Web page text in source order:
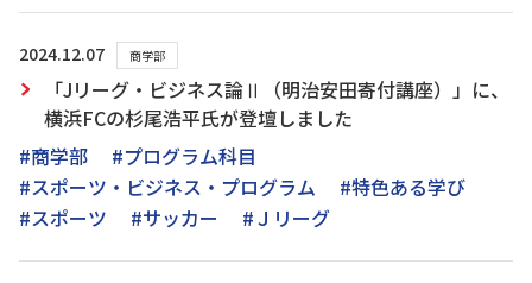
2024.12.07 商学部
「Jリーグ・ビジネス論Ⅱ（明治安田寄付講座）」に、
横浜FCの杉尾浩平氏が登壇しました
#商学部
#プログラム科目
#スポーツ・ビジネス・プログラム
#特色ある学び
#スポーツ
#サッカー #Ｊリーグ